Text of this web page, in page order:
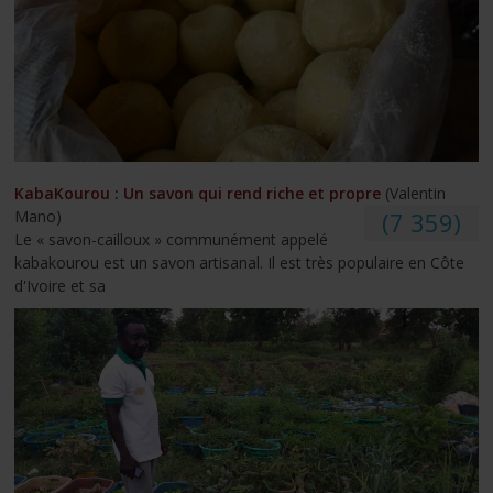
KabaKourou : Un savon qui rend riche et propre (Valentin
Mano)
(7 359)
Le « savon-cailloux » communément appelé
kabakourou est un savon artisanal. Il est très populaire en Côte
d'Ivoire et sa